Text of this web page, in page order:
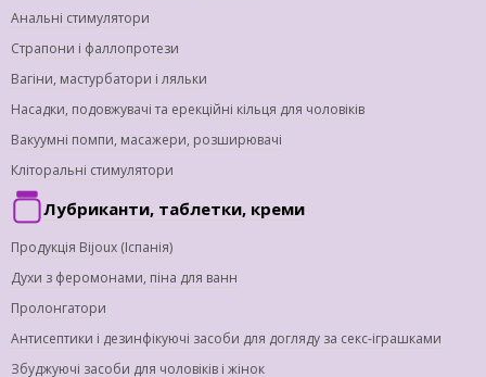
Анальні стимулятори
Страпони і фаллопротези
Вагіни, мастурбатори і ляльки
Насадки, подовжувачі та ерекційні кільця для чоловіків
Вакуумні помпи, масажери, розширювачі
Кліторальні стимулятори
Лубриканти, таблетки, креми
Продукція Bijoux (Іспанія)
Духи з феромонами, піна для ванн
Пролонгатори
Антисептики і дезинфікуючі засоби для догляду за секс-іграшками
Збуджуючі засоби для чоловіків і жінок